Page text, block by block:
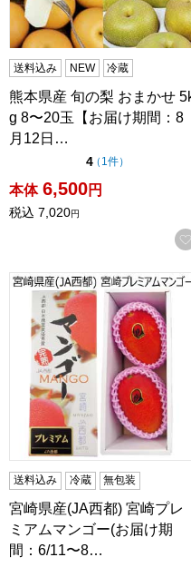
送料込み NEW 冷蔵
熊本県産 旬の梨 おまかせ
g 8〜20玉【お届け期間：8
月12日…
4点（5点満点中）
（ 1件の評価
）
本体 6,500円
税込 7,020円
宮崎県産(JA西都) 宮崎プ
送料込み 冷蔵 無包装
宮崎県産(JA西都) 宮崎プレ
ミアムマンゴー(お届け期
間：6/11〜8…